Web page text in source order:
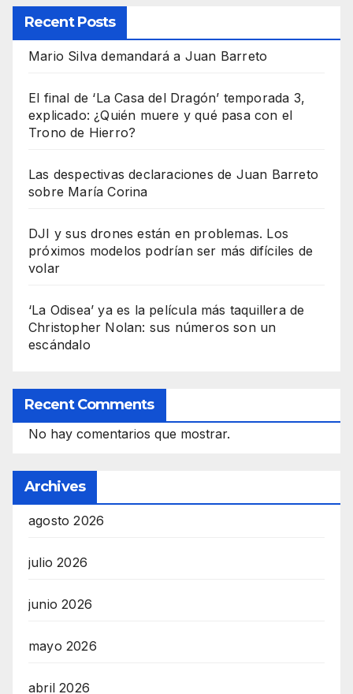
Recent Posts
Mario Silva demandará a Juan Barreto
El final de ‘La Casa del Dragón’ temporada 3,
explicado: ¿Quién muere y qué pasa con el
Trono de Hierro?
Las despectivas declaraciones de Juan Barreto
sobre María Corina
DJI y sus drones están en problemas. Los
próximos modelos podrían ser más difíciles de
volar
‘La Odisea’ ya es la película más taquillera de
Christopher Nolan: sus números son un
escándalo
Recent Comments
No hay comentarios que mostrar.
Archives
agosto 2026
julio 2026
junio 2026
mayo 2026
abril 2026